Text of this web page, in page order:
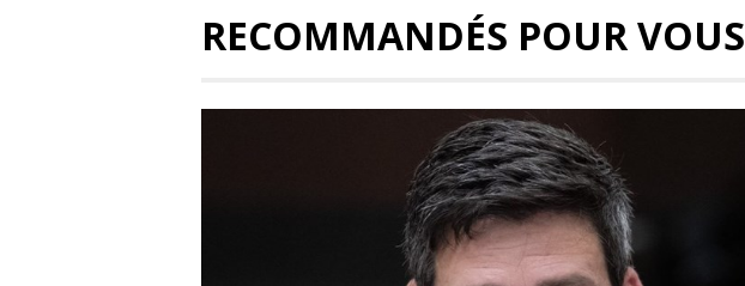
RECOMMANDÉS POUR VOUS